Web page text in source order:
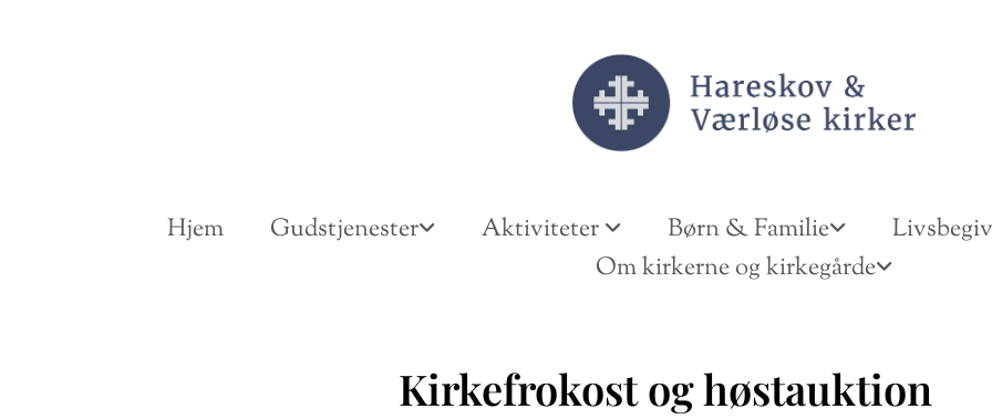
Hjem Gudstjenester Aktiviteter Børn & Familie
Om kirkerne og kirkegårde
Kirkefrokost og høstauktion